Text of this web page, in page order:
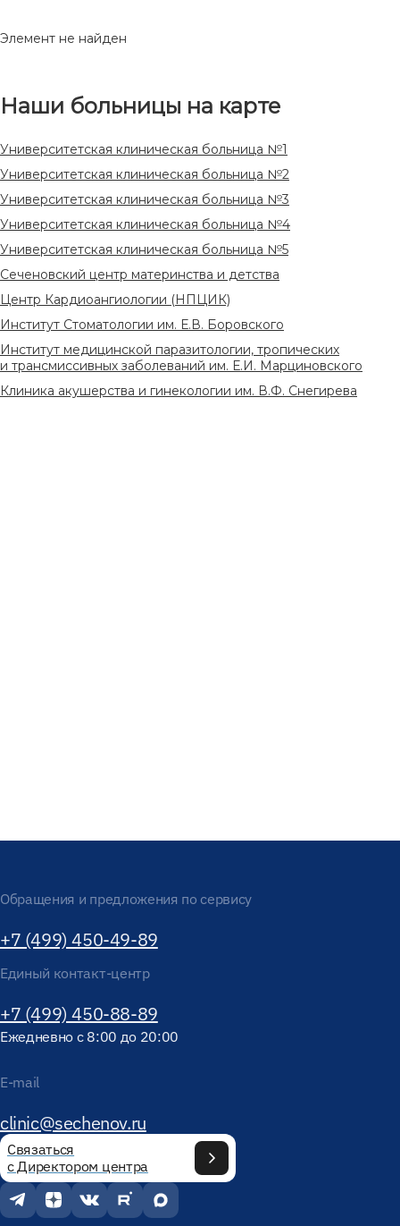
Элемент не найден
Наши больницы на карте
Университетская клиническая больница №1
Университетская клиническая больница №2
Университетская клиническая больница №3
Университетская клиническая больница №4
Университетская клиническая больница №5
Сеченовский центр материнства и детства
Центр Кардиоангиологии (НПЦИК)
Институт Стоматологии им. Е.В. Боровского
Институт медицинской паразитологии, тропических
и трансмиссивных заболеваний им. Е.И. Марциновского
Клиника акушерства и гинекологии им. В.Ф. Снегирева
Обращения и предложения по сервису
+7 (499) 450-49-89
Единый контакт-центр
+7 (499) 450-88-89
Ежедневно с 8:00 до 20:00
E-mail
clinic@sechenov.ru
Связаться
с Директором центра